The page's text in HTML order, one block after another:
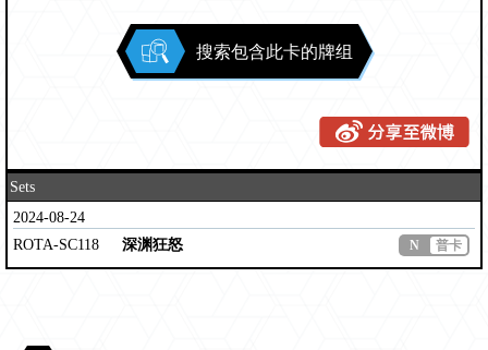
搜索包含此卡的牌组
Sets
2024-08-24
ROTA-SC118
深渊狂怒 N 普卡